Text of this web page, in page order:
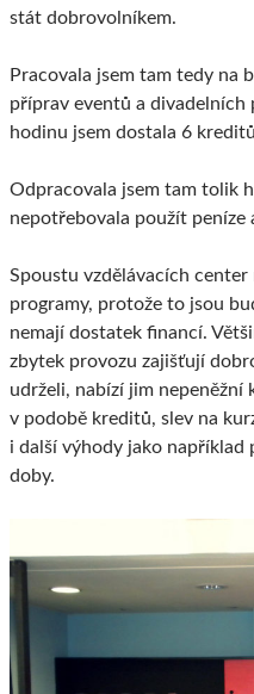
stát dobrovolníkem.
Pracovala jsem tam tedy na
příprav eventů a divadelních
hodinu jsem dostala 6
Odpracovala jsem tam tolik
nepotřebovala použít peníze
Spoustu vzdělávacích
programy, protože to jsou
nemají dostatek financí.
zbytek provozu zajišťují
udrželi, nabízí jim nepeněžní
v podobě kreditů, slev na
i další výhody jako například
doby.